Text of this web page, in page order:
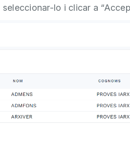
lo i clicar a